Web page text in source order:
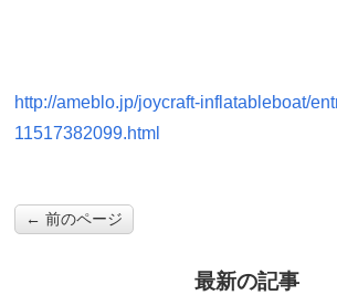
http://ameblo.jp/joycraft-inflatableboat/
11517382099.html
← 前のページ
最新の記事